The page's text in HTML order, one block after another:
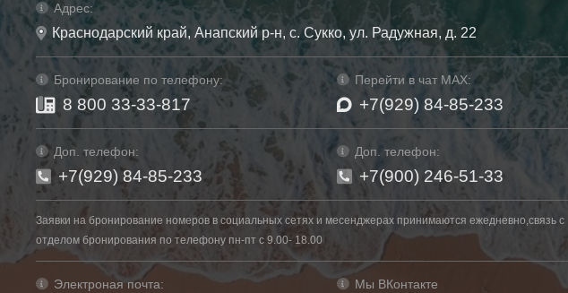
Адрес:
Краснодарский край, Анапский р-н, с. Сукко, ул. Радужная, д. 22
Бронирование по телефону:
8 800 33-33-817
Перейти в чат MAX:
+7(929) 84-85-233
Доп. телефон:
+7(929) 84-85-233
Доп. телефон:
+7(900) 246-51-33
Заявки на бронирование номеров в социальных сетях и месенджерах принимаются ежедневно,связь с
отделом бронирования по телефону пн-пт с 9.00- 18.00
Электроная почта: Мы ВКонтакте